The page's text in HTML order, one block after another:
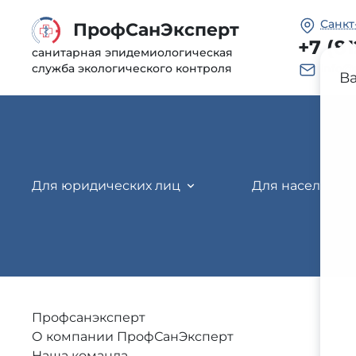
ПрофCанЭксперт
санитарная эпидемиологическая
служба экологического контроля
+7
Для юридических лиц Для населения
Профсанэксперт
О компании ПрофСанЭксперт